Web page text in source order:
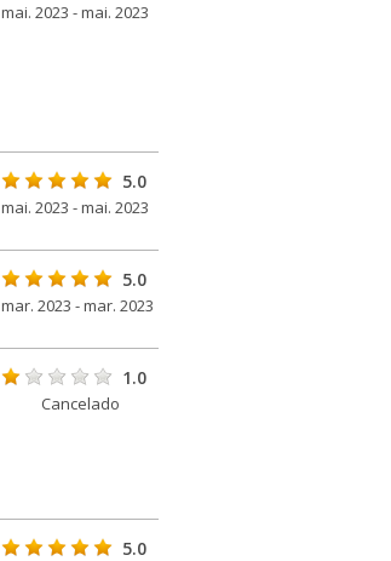
mai. 2023 - mai. 2023
5.0
mai. 2023 - mai. 2023
5.0
mar. 2023 - mar. 2023
1.0
Cancelado
5.0